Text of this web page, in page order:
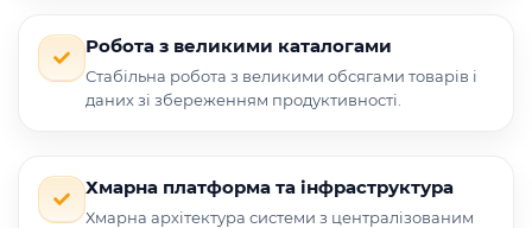
Робота з великими каталогами
Стабільна робота з великими обсягами товарів і
даних зі збереженням продуктивності.
Хмарна платформа та інфраструктура
Хмарна архітектура системи з централізованим